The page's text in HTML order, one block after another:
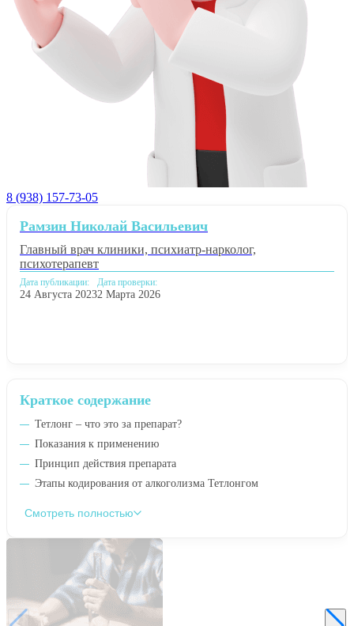
8 (938) 157-73-05
Краткое содержание
Тетлонг – что это за препарат?
Показания к применению
Принцип действия препарата
Этапы кодирования от алкоголизма Тетлонгом
Смотреть полностью
Рамзин Николай Васильевич
Главный врач клиники, психиатр-нарколог,
психотерапевт
Дата публикации:
24 Августа 2023
Дата проверки:
2 Марта 2026